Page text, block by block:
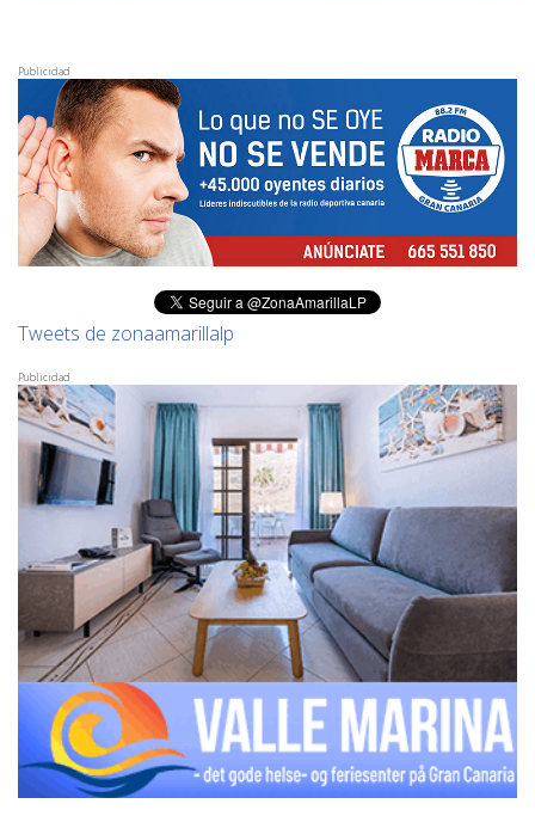
Publicidad
Tweets de zonaamarillalp
Publicidad